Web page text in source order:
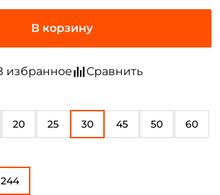
20 25 30 45 50 60
244